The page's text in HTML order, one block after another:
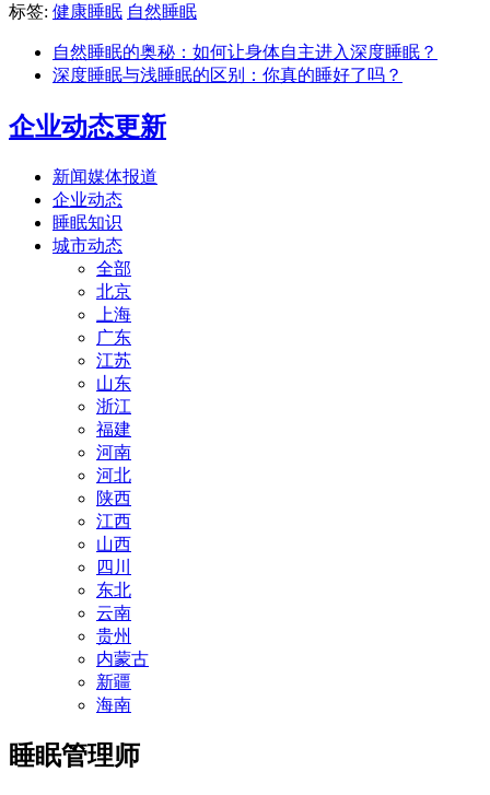
标签: 健康睡眠 自然睡眠
自然睡眠的奥秘：如何让身体自主进入深度睡眠？
深度睡眠与浅睡眠的区别：你真的睡好了吗？
企业动态更新
新闻媒体报道
企业动态
睡眠知识
城市动态
全部
北京
上海
广东
江苏
山东
浙江
福建
河南
河北
陕西
江西
山西
四川
东北
云南
贵州
内蒙古
新疆
海南
睡眠管理师